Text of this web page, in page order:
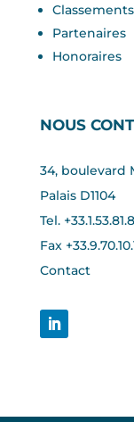
Classements
Partenaires
Honoraires
NOUS
34, boulevard
Palais D1104
Tel.
Fax +33.
Contact